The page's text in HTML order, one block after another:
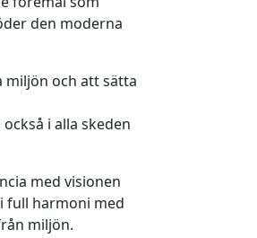
den moderna
miljön och att sätta
i alla skeden
med visionen
full harmoni med
miljön.